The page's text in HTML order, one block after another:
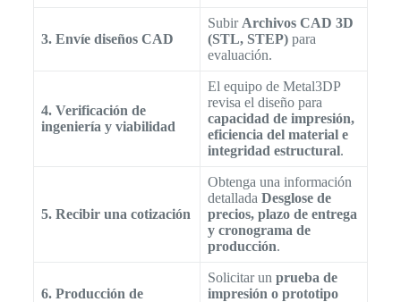
3. Envíe diseños CAD
Subir Archivos CAD 3D
(STL, STEP)para
evaluación.
4. Verificación de
ingeniería y viabilidad
El equipo de Metal3DP
revisa el diseño para
capacidad de impresión,
eficiencia del material e
integridad estructural.
5. Recibir una cotización
Obtenga una información
detallada Desglose de
precios, plazo de entrega
y cronograma de
producción.
6. Producción de
Solicitar un prueba de
impresión o prototipo